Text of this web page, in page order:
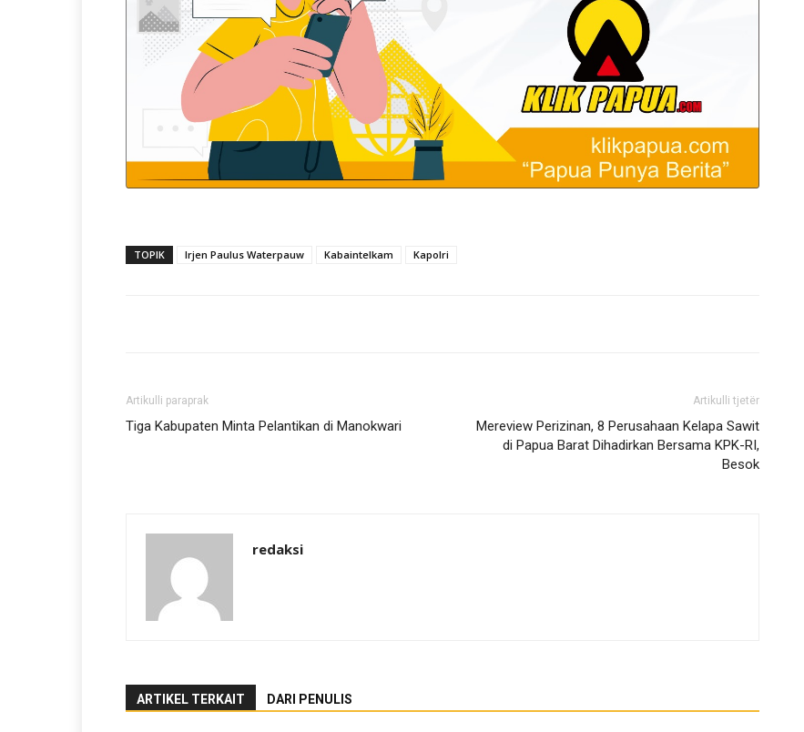
TOPIK Irjen Paulus Waterpauw Kabaintelkam Kapolri
Artikulli paraprak
Tiga Kabupaten Minta Pelantikan di Manokwari
Artikulli tjetër
Mereview Perizinan, 8 Perusahaan Kelapa Sawit
di Papua Barat Dihadirkan Bersama KPK-RI,
Besok
redaksi
ARTIKEL TERKAIT DARI PENULIS